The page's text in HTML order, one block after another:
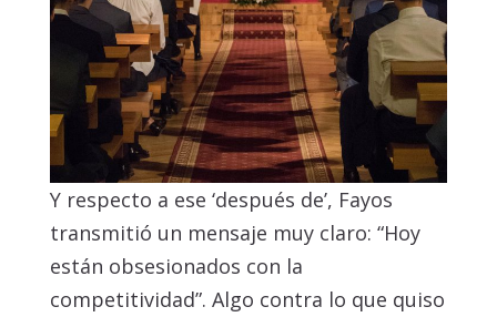
Y respecto a ese ‘después de’, Fayos
transmitió un mensaje muy claro: “Hoy
están obsesionados con la
competitividad”. Algo contra lo que quiso